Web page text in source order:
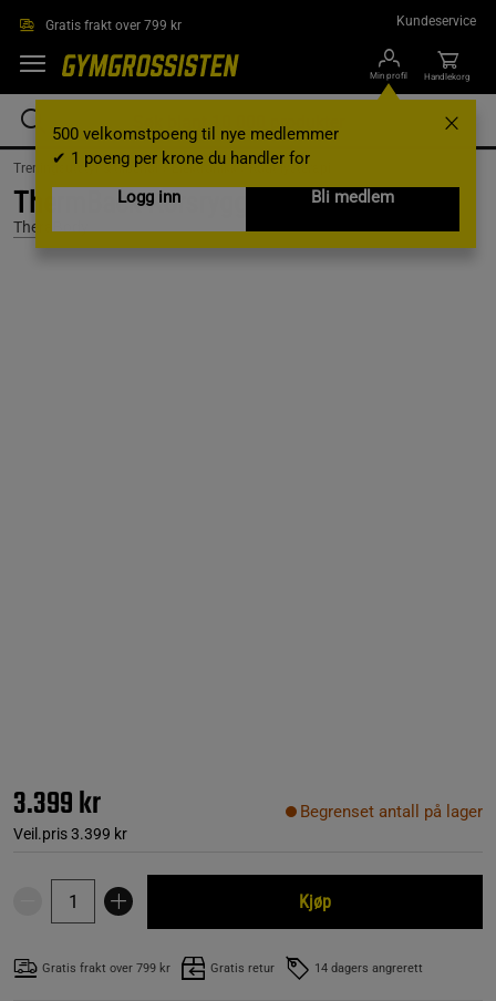
Gratis frakt over 799 kr Kundeservice
Min profil
500 velkomstpoeng til nye medlemmer
✔ 1 poeng per krone du handler for
Logg inn
Bli medlem
Handlekorg
Treningsutstyr & tilbehør /Elektronikk /Rødt lysterapi
ThermBack Korsryggbelte
TheraBody
3.399 kr
Veil.pris3.399 kr
Begrenset antall på lager
Kjøp
Gratis frakt over 799 kr Gratis retur 14 dagers angrerett